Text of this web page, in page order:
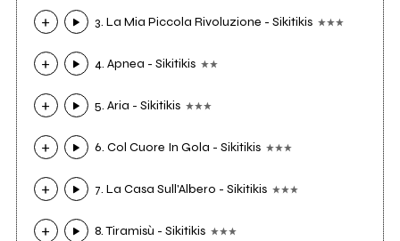
3. La Mia Piccola Rivoluzione - Sikitikis
4. Apnea - Sikitikis
5. Aria - Sikitikis
6. Col Cuore In Gola - Sikitikis
7. La Casa Sull'Albero - Sikitikis
8. Tiramisù - Sikitikis